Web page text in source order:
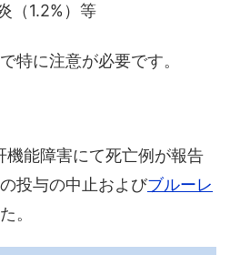
（1.2%）等
特に注意が必要です。
能障害にて死亡例が報告
投与の中止およびブルーレ
。